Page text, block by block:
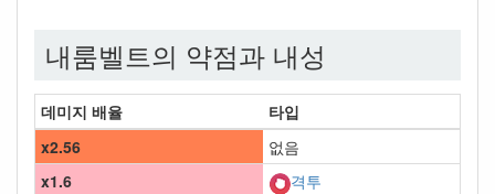
내룸벨트의 약점과 내성
데미지 배율
타입
x2.56
없음
x1.6
격투